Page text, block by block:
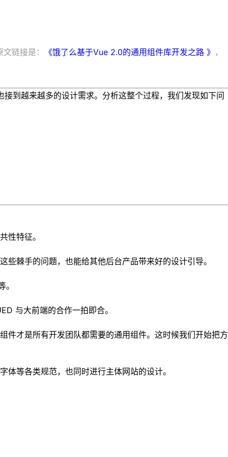
链接是： 《饿了么基于Vue 2.0的通用组件库开发之路 》 ，
到越来越多的设计需求。分析这整个过程，我们发现如下问
性特征。
棘手的问题，也能给其他后台产品带来好的设计引导。
与大前端的合作一拍即合。
件才是所有开发团队都需要的通用组件。这时候我们开始把方
等各类规范，也同时进行主体网站的设计。